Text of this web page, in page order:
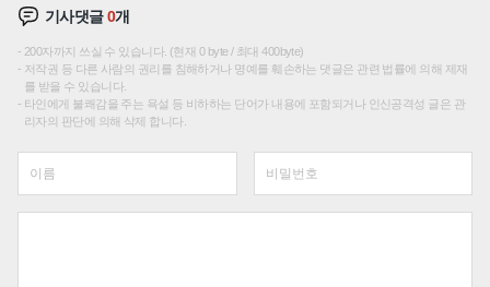
기사댓글0개
200자까지 쓰실 수 있습니다. (현재 0 byte / 최대 400byte)
저작권 등 다른 사람의 권리를 침해하거나 명예를 훼손하는 댓글은 관련 법률에 의해 제재
를 받을 수 있습니다.
타인에게 불쾌감을 주는 욕설 등 비하하는 단어가 내용에 포함되거나 인신공격성 글은 관
리자의 판단에 의해 삭제 합니다.